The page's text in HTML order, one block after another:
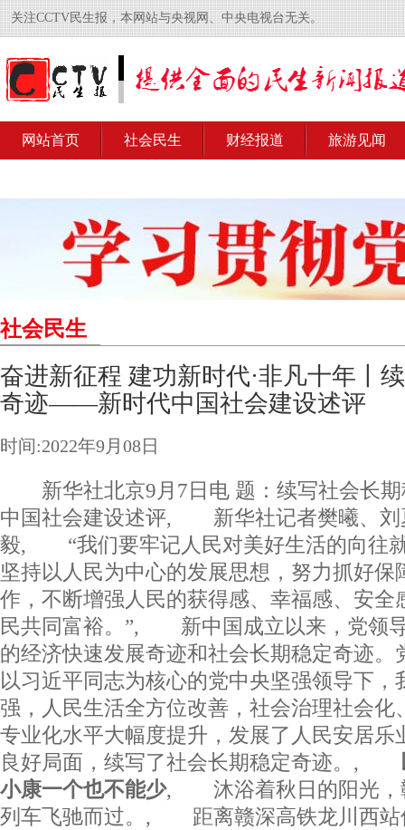
关注CCTV民生报，本网站与央视网、中央电视台无关。
网站首页 社会民生 财经报道 旅游见闻
社会民生
奋进新征程 建功新时代·非凡十年丨
奇迹——新时代中国社会建设述评
时间:2022年9月08日
新华社北京9月7日电 题：续写社会长
中国社会建设述评, 新华社记者樊曦、刘
毅, “我们要牢记人民对美好生活的向往
坚持以人民为中心的发展思想，努力抓好保
作，不断增强人民的获得感、幸福感、安全
民共同富裕。”, 新中国成立以来，党领
的经济快速发展奇迹和社会长期稳定奇迹。
以习近平同志为核心的党中央坚强领导下，
强，人民生活全方位改善，社会治理社会化
专业化水平大幅度提升，发展了人民安居乐
良好局面，续写了社会长期稳定奇迹。,
小康一个也不能少, 沐浴着秋日的阳光，
列车飞驰而过。, 距离赣深高铁龙川西站